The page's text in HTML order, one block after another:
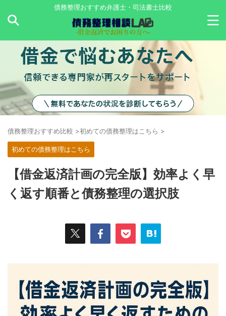
債務整理おすすめ弁護士・司法書士比較
債務整理おすすめ比較 >初めての債務整理はこちら >
初めての債務整理はこちら
【借金返済計画の完全版】効率よく早
く返す順番と債務整理の選択肢